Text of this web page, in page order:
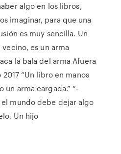
algo en los libros,
imaginar, para que una
es muy sencilla. Un
es un arma
la bala del arma Afuera
“Un libro en manos
un arma cargada.” “-
mundo debe dejar algo
Un hijo